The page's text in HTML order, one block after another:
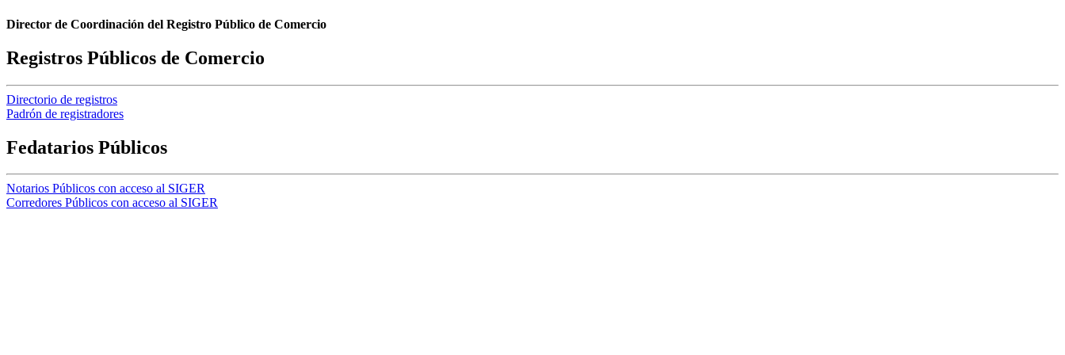
Director de Coordinación del Registro Público de Comercio
Registros Públicos de Comercio
Directorio de registros
Padrón de registradores
Fedatarios Públicos
Notarios Públicos con acceso al SIGER
Corredores Públicos con acceso al SIGER